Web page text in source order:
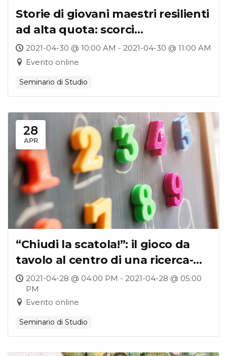
Storie di giovani maestri resilienti
ad alta quota: scorci
sull’esperienza pietralbina nel
secondo dopoguerra
2021-04-30 @ 10:00 AM - 2021-04-30 @ 11:00 AM
Evento online
Seminario di Studio
28
APR
“Chiudi la scatola!”: il gioco da
tavolo al centro di una ricerca-
formazione con gli insegnanti
della scuola primaria
2021-04-28 @ 04:00 PM - 2021-04-28 @ 05:00
PM
Evento online
Seminario di Studio